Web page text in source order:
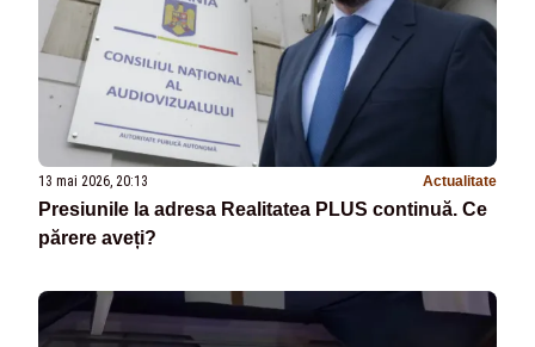
13 mai 2026, 20:13 Actualitate
Presiunile la adresa Realitatea PLUS continuă. Ce
părere aveți?